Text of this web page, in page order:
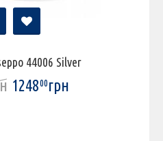
44006 Silver
124800грн